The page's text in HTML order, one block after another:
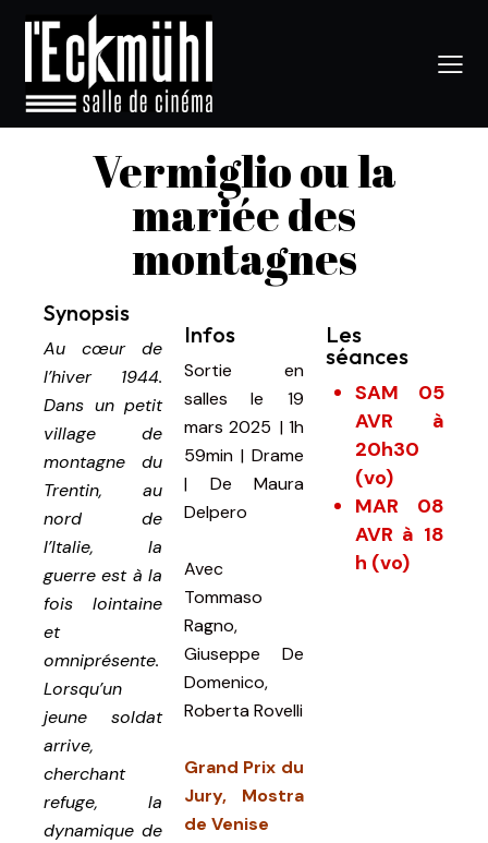
Vermiglio ou la
mariée des
montagnes
Synopsis
Au cœur de
l’hiver 1944.
Dans un petit
village de
montagne du
Trentin, au
nord de
l’Italie, la
guerre est à la
fois lointaine
et
omniprésente.
Lorsqu’un
jeune soldat
arrive,
cherchant
refuge, la
dynamique de
Infos
Sortie en
salles le 19
mars 2025| 1h
59min | Drame
| De Maura
Delpero
Avec
Tommaso
Ragno,
Giuseppe De
Domenico,
Roberta Rovelli
Grand Prix du
Jury, Mostra
de Venise
Les
séances
SAM 05
AVR à
20h30
(vo)
MAR 08
AVR à 18
h (vo)